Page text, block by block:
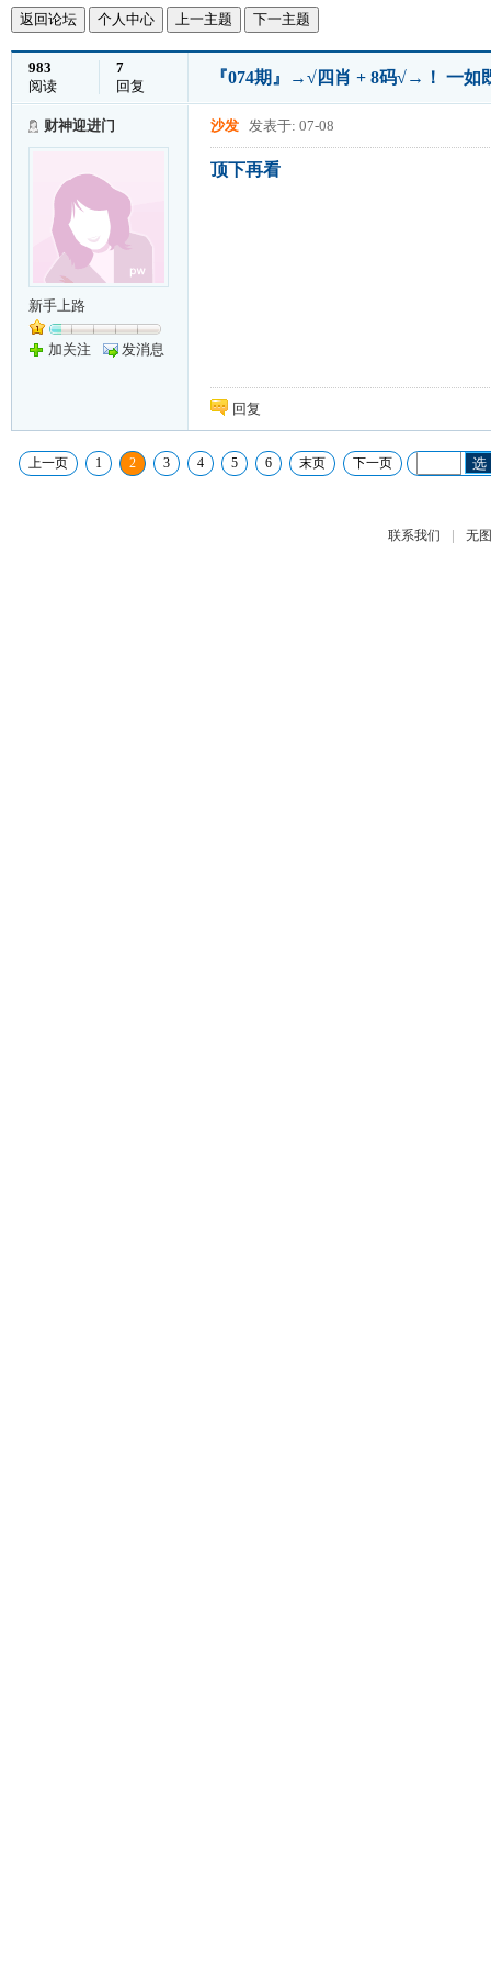
返回论坛 个人中心 上一主题 下一主题
983
阅读
7
回复
『074期』→√四肖 + 8码√→！ 一如
财神迎进门
新手上路
加关注 发消息
沙发 发表于: 07-08
顶下再看
回复
上一页 1 2 3 4 5 6 末页 下一页 选
联系我们 | 无